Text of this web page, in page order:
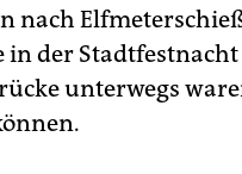
nach
in der
unterwegs